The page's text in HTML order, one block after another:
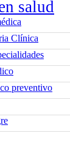
salud
Clínica
preventivo